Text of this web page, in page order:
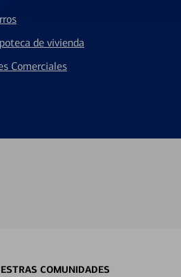
de vivienda
Comerciales
COMUNIDADES